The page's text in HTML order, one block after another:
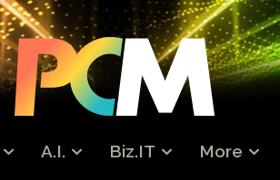
A.I. Biz.IT More